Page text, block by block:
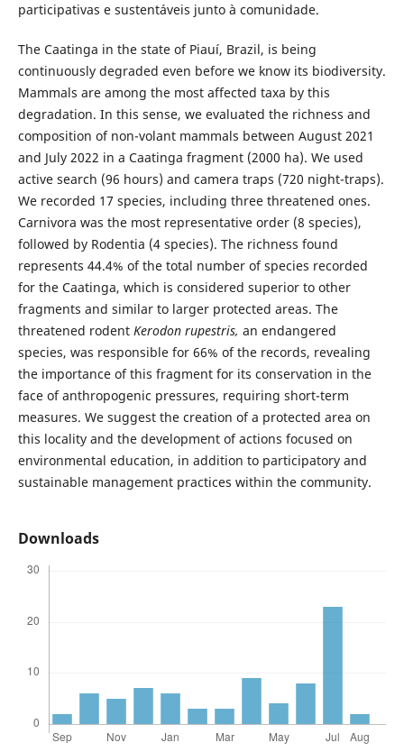
participativas e sustentáveis junto à comunidade.
The Caatinga in the state of Piauí, Brazil, is being
continuously degraded even before we know its biodiversity.
Mammals are among the most affected taxa by this
degradation. In this sense, we evaluated the richness and
composition of non-volant mammals between August 2021
and July 2022 in a Caatinga fragment (2000 ha). We used
active search (96 hours) and camera traps (720 night-traps).
We recorded 17 species, including three threatened ones.
Carnivora was the most representative order (8 species),
followed by Rodentia (4 species). The richness found
represents 44.4% of the total number of species recorded
for the Caatinga, which is considered superior to other
fragments and similar to larger protected areas. The
threatened rodent Kerodon rupestris, an endangered
species, was responsible for 66% of the records, revealing
the importance of this fragment for its conservation in the
face of anthropogenic pressures, requiring short-term
measures. We suggest the creation of a protected area on
this locality and the development of actions focused on
environmental education, in addition to participatory and
sustainable management practices within the community.
Downloads